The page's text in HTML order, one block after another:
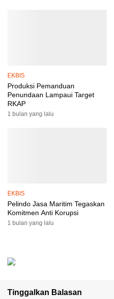
EKBIS
Produksi Pemanduan
Penundaan Lampaui Target
RKAP
1 bulan yang lalu
EKBIS
Pelindo Jasa Maritim Tegaskan
Komitmen Anti Korupsi
1 bulan yang lalu
Tinggalkan Balasan